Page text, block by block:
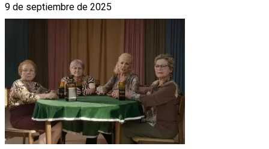
9 de septiembre de 2025